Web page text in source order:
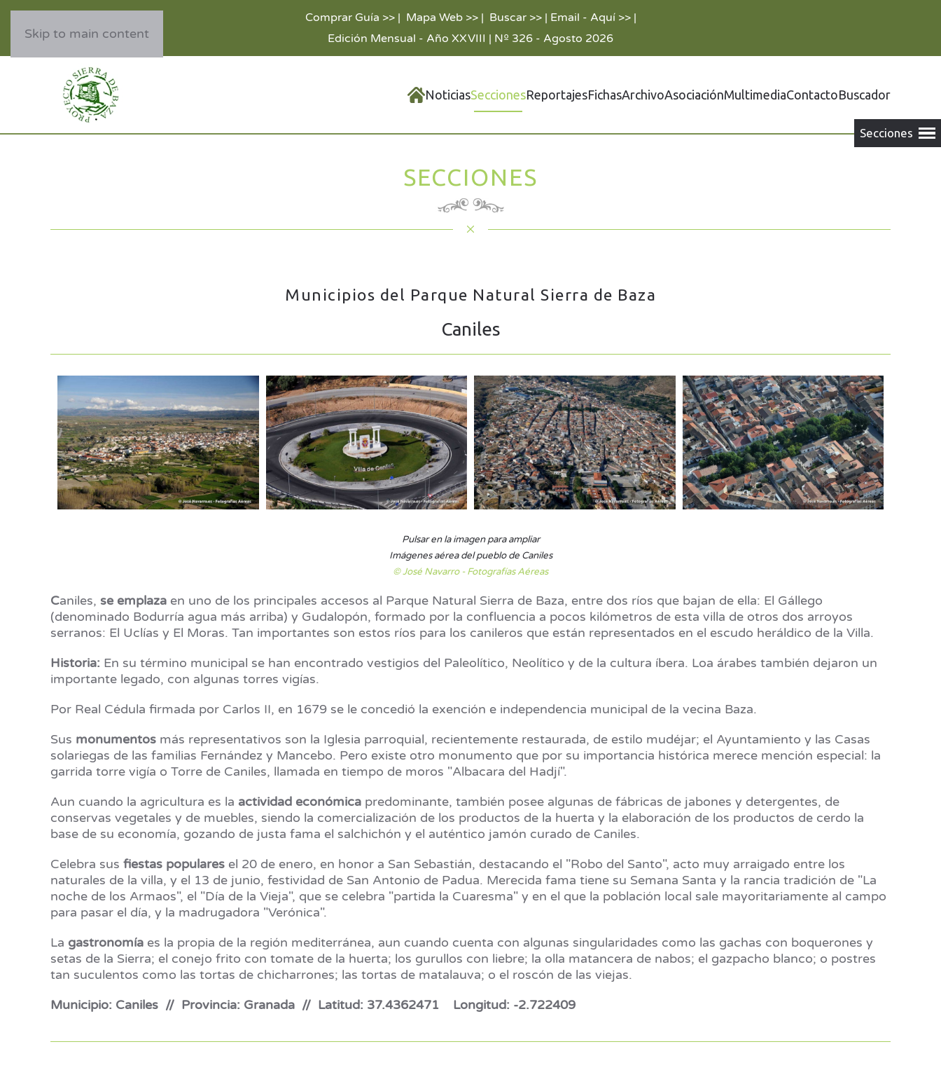
Skip to main content
Comprar Guía >>| Mapa Web >>| Buscar >>| Email - Aquí >>|
Edición Mensual - Año XXVIII | Nº 326 - Agosto 2026
NoticiasSeccionesReportajesFichasArchivoAsociaciónMultimediaContactoBuscador
SECCIONES
Municipios del Parque Natural Sierra de Baza
Caniles
Pulsar en la imagen para ampliar
Imágenes aérea del pueblo de Caniles
© José Navarro - Fotografías Aéreas
Caniles, se emplaza en uno de los principales accesos al Parque Natural Sierra de Baza, entre dos ríos que bajan de ella: El Gállego
(denominado Bodurría agua más arriba) y Gudalopón, formado por la confluencia a pocos kilómetros de esta villa de otros dos arroyos
serranos: El Uclías y El Moras. Tan importantes son estos ríos para los canileros que están representados en el escudo heráldico de la Villa.
Historia: En su término municipal se han encontrado vestigios del Paleolítico, Neolítico y de la cultura íbera. Loa árabes también dejaron un
importante legado, con algunas torres vigías.
Por Real Cédula firmada por Carlos II, en 1679 se le concedió la exención e independencia municipal de la vecina Baza.
Sus monumentos más representativos son la Iglesia parroquial, recientemente restaurada, de estilo mudéjar; el Ayuntamiento y las Casas
solariegas de las familias Fernández y Mancebo. Pero existe otro monumento que por su importancia histórica merece mención especial: la
garrida torre vigía o Torre de Caniles, llamada en tiempo de moros "Albacara del Hadjí".
Aun cuando la agricultura es la actividad económica predominante, también posee algunas de fábricas de jabones y detergentes, de
conservas vegetales y de muebles, siendo la comercialización de los productos de la huerta y la elaboración de los productos de cerdo la
base de su economía, gozando de justa fama el salchichón y el auténtico jamón curado de Caniles.
Celebra sus fiestas populares el 20 de enero, en honor a San Sebastián, destacando el "Robo del Santo", acto muy arraigado entre los
naturales de la villa, y el 13 de junio, festividad de San Antonio de Padua. Merecida fama tiene su Semana Santa y la rancia tradición de "La
noche de los Armaos", el "Día de la Vieja", que se celebra "partida la Cuaresma" y en el que la población local sale mayoritariamente al campo
para pasar el día, y la madrugadora "Verónica".
La gastronomía es la propia de la región mediterránea, aun cuando cuenta con algunas singularidades como las gachas con boquerones y
setas de la Sierra; el conejo frito con tomate de la huerta; los gurullos con liebre; la olla matancera de nabos; el gazpacho blanco; o postres
tan suculentos como las tortas de chicharrones; las tortas de matalauva; o el roscón de las viejas.
Municipio: Caniles // Provincia: Granada // Latitud: 37.4362471 Longitud: -2.722409